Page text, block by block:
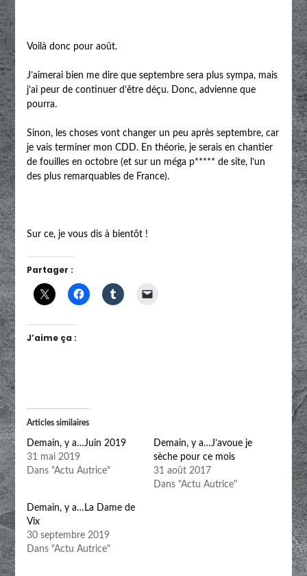
Voilà donc pour août.
J’aimerai bien me dire que septembre sera plus sympa, mais
j’ai peur de continuer d’être déçu. Donc, advienne que
pourra.
Sinon, les choses vont changer un peu après septembre, car
je vais terminer mon CDD. En théorie, je serais en chantier
de fouilles en octobre (et sur un méga p***** de site, l’un
des plus remarquables de France).
Sur ce, je vous dis à bientôt !
Partager :
J’aime ça :
Articles similaires
Demain, y a…Juin 2019
31 mai 2019
Dans "Actu Autrice"
Demain, y a…J’avoue je
sèche pour ce mois
31 août 2017
Dans "Actu Autrice"
Demain, y a…La Dame de
Vix
30 septembre 2019
Dans "Actu Autrice"